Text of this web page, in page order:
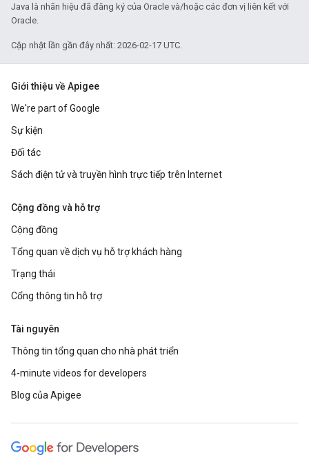
Java là nhãn hiệu đã đăng ký của Oracle và/hoặc các đơn vị liên kết với
Oracle.
Cập nhật lần gần đây nhất: 2026-02-17 UTC.
Giới thiệu về Apigee
We're part of Google
Sự kiện
Đối tác
Sách điện tử và truyền hình trực tiếp trên Internet
Cộng đồng và hỗ trợ
Cộng đồng
Tổng quan về dịch vụ hỗ trợ khách hàng
Trạng thái
Cổng thông tin hỗ trợ
Tài nguyên
Thông tin tổng quan cho nhà phát triển
4-minute videos for developers
Blog của Apigee